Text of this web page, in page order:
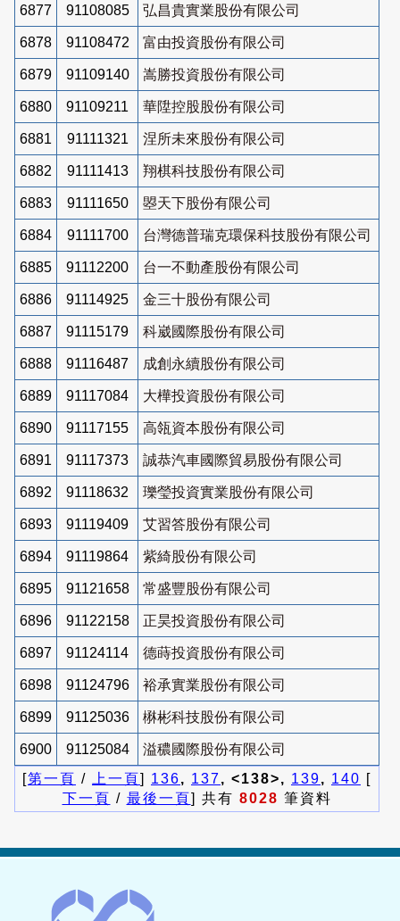
6877 91108085 弘昌貴實業股份有限公司
6878 91108472 富由投資股份有限公司
6879 91109140 嵩勝投資股份有限公司
6880 91109211 華陞控股股份有限公司
6881 91111321 涅所未來股份有限公司
6882 91111413 翔棋科技股份有限公司
6883 91111650 曌天下股份有限公司
6884 91111700 台灣德普瑞克環保科技股份有限公司
6885 91112200 台一不動產股份有限公司
6886 91114925 金三十股份有限公司
6887 91115179 科崴國際股份有限公司
6888 91116487 成創永續股份有限公司
6889 91117084 大樺投資股份有限公司
6890 91117155 高瓴資本股份有限公司
6891 91117373 誠恭汽車國際貿易股份有限公司
6892 91118632 瓅瑩投資實業股份有限公司
6893 91119409 艾習答股份有限公司
6894 91119864 紫綺股份有限公司
6895 91121658 常盛豐股份有限公司
6896 91122158 正昊投資股份有限公司
6897 91124114 德蒔投資股份有限公司
6898 91124796 裕承實業股份有限公司
6899 91125036 楙彬科技股份有限公司
6900 91125084
溢穠國際股份有限公司
[第一頁 / 上一頁] 136, 137, <138>, 139, 140 [
下一頁 / 最後一頁] 共有 8028 筆資料